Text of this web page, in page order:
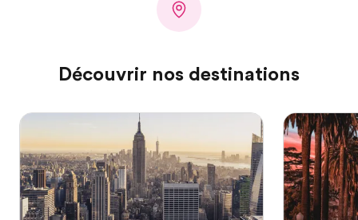
Découvrir nos destinations